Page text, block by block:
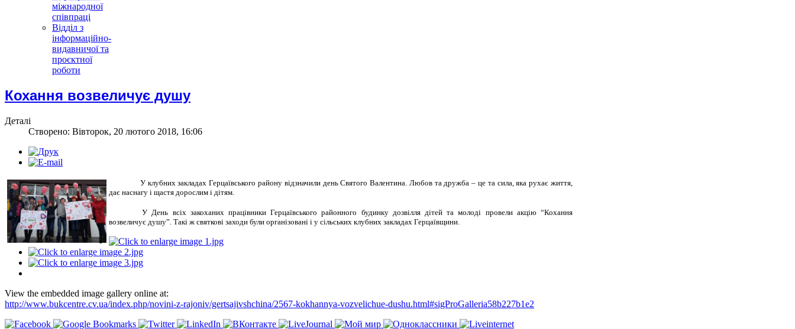
міжнародної
співпраці
Відділ з
інформаційно-
видавничої та
проєктної
роботи
Кохання возвеличує душу
Деталі
Створено: Вівторок, 20 лютого 2018, 16:06
У клубних закладах Герцаївського району відзначили день Святого Валентина. Любов та дружба – це та сила, яка рухає життя,
дає наснагу і щастя дорослим і дітям.
У День всіх закоханих працівники Герцаївського районного будинку дозвілля дітей та молоді провели акцію “Кохання
возвеличує душу”. Такі ж святкові заходи були організовані і у сільських клубних закладах Герцаївщини.
View the embedded image gallery online at:
http://www.bukcentre.cv.ua/index.php/novini-z-rajoniv/gertsajivshchina/2567-kokhannya-vozvelichue-dushu.html#sigProGalleria58b227b1e2